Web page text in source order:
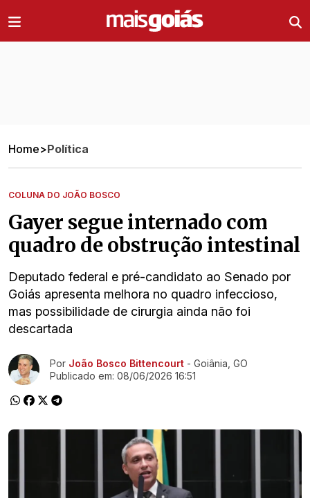
Home>Política
COLUNA DO JOÃO BOSCO
Gayer segue internado com
quadro de obstrução intestinal
Deputado federal e pré-candidato ao Senado por
Goiás apresenta melhora no quadro infeccioso,
mas possibilidade de cirurgia ainda não foi
descartada
Ir direto pra matéria
Por João Bosco Bittencourt - Goiânia, GO
Publicado em: 08/06/2026 16:51